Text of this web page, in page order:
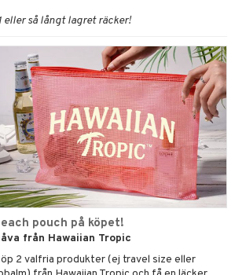
eller så långt lagret räcker!
pouch på köpet!
från Hawaiian Tropic
2 valfria produkter (ej travel size eller